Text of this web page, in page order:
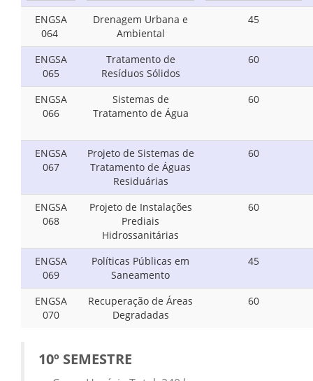
ENGSA
064
Drenagem Urbana e
Ambiental
45
ENGSA
065
Tratamento de
Resíduos Sólidos
60
ENGSA
066
Sistemas de
Tratamento de Água
60
ENGSA
067
Projeto de Sistemas de
Tratamento de Águas
Residuárias
60
ENGSA
068
Projeto de Instalações
Prediais
Hidrossanitárias
60
ENGSA
069
Políticas Públicas em
Saneamento
45
ENGSA
070
Recuperação de Áreas
Degradadas
60
10º SEMESTRE